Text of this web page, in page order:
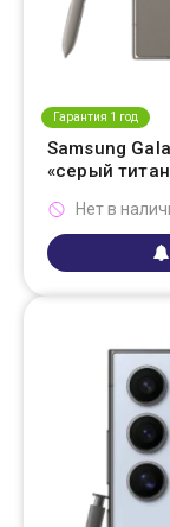
Гарантия 1 год
Samsung
«серый
Нет в